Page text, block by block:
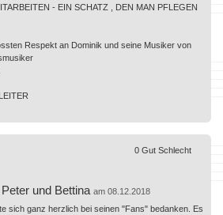
- EIN SCHATZ , DEN MAN PFLEGEN
Respekt an Dominik und seine Musiker von
und Bettina am 08.12.2018
sich ganz herzlich bei seinen "Fans" bedanken. Es
0 Gut Schlecht